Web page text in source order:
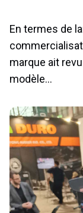
En termes de
marque ait
modèle…